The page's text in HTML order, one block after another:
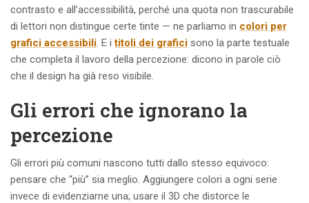
contrasto e all’accessibilità, perché una quota non trascurabile
di lettori non distingue certe tinte — ne parliamo in colori per
grafici accessibili . E ititoli dei grafici sono la parte testuale
che completa il lavoro della percezione: dicono in parole ciò
che il design ha già reso visibile.
Gli errori che ignorano la
percezione
Gli errori più comuni nascono tutti dallo stesso equivoco:
pensare che “più” sia meglio. Aggiungere colori a ogni serie
invece di evidenziarne una; usare il 3D che distorce le